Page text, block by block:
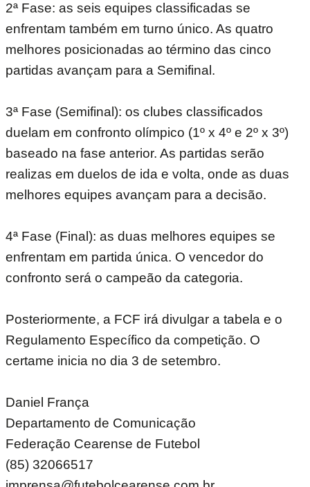
2ª Fase: as seis equipes classificadas se
enfrentam também em turno único. As quatro
melhores posicionadas ao término das cinco
partidas avançam para a Semifinal.
3ª Fase (Semifinal): os clubes classificados
duelam em confronto olímpico (1º x 4º e 2º x 3º)
baseado na fase anterior. As partidas serão
realizas em duelos de ida e volta, onde as duas
melhores equipes avançam para a decisão.
4ª Fase (Final): as duas melhores equipes se
enfrentam em partida única. O vencedor do
confronto será o campeão da categoria.
Posteriormente, a FCF irá divulgar a tabela e o
Regulamento Específico da competição. O
certame inicia no dia 3 de setembro.
Daniel França
Departamento de Comunicação
Federação Cearense de Futebol
(85) 32066517